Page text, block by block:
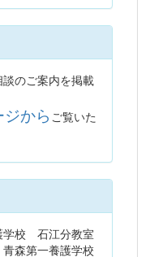
のご案内を掲載
から ご覧いた
学校 石江分教室
森第一養護学校